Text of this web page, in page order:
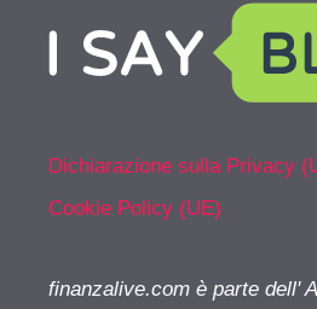
Dichiarazione sulla Privacy
Cookie Policy (UE)
finanzalive.com è parte dell'